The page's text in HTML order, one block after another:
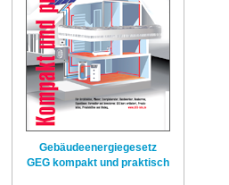
Gebäudeenergiegesetz
GEG kompakt und praktisch